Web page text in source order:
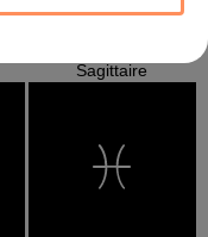
Sagittaire